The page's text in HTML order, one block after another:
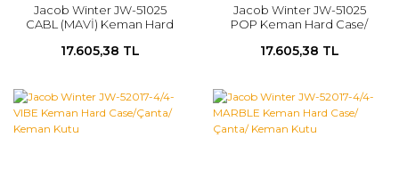
Jacob Winter JW-51025
CABL (MAVİ) Keman Hard
17.605,38 TL
Jacob Winter JW-51025
POP Keman Hard Case/
17.605,38 TL